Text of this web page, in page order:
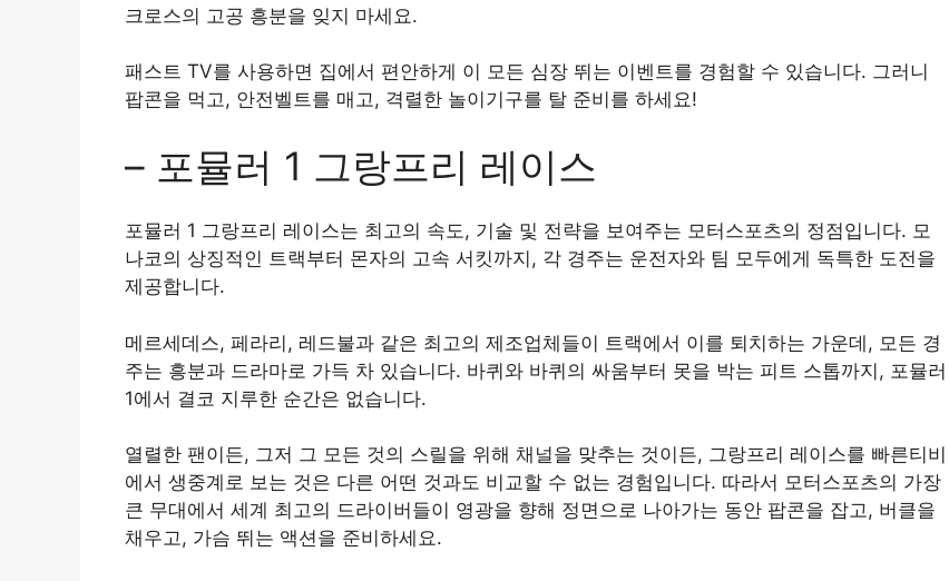
크로스의 고공 흥분을 잊지 마세요.
패스트 TV를 사용하면 집에서 편안하게 이 모든 심장 뛰는 이벤트를 경험할 수 있습니다. 그러니
팝콘을 먹고, 안전벨트를 매고, 격렬한 놀이기구를 탈 준비를 하세요!
– 포뮬러 1 그랑프리 레이스
포뮬러 1 그랑프리 레이스는 최고의 속도, 기술 및 전략을 보여주는 모터스포츠의 정점입니다. 모
나코의 상징적인 트랙부터 몬자의 고속 서킷까지, 각 경주는 운전자와 팀 모두에게 독특한 도전을
제공합니다.
메르세데스, 페라리, 레드불과 같은 최고의 제조업체들이 트랙에서 이를 퇴치하는 가운데, 모든 경
주는 흥분과 드라마로 가득 차 있습니다. 바퀴와 바퀴의 싸움부터 못을 박는 피트 스톱까지, 포뮬러
1에서 결코 지루한 순간은 없습니다.
열렬한 팬이든, 그저 그 모든 것의 스릴을 위해 채널을 맞추는 것이든, 그랑프리 레이스를 빠른티비
에서 생중계로 보는 것은 다른 어떤 것과도 비교할 수 없는 경험입니다. 따라서 모터스포츠의 가장
큰 무대에서 세계 최고의 드라이버들이 영광을 향해 정면으로 나아가는 동안 팝콘을 잡고, 버클을
채우고, 가슴 뛰는 액션을 준비하세요.